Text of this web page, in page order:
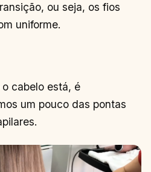
ou seja, os fios
uniforme.
cabelo está, é
um pouco das pontas